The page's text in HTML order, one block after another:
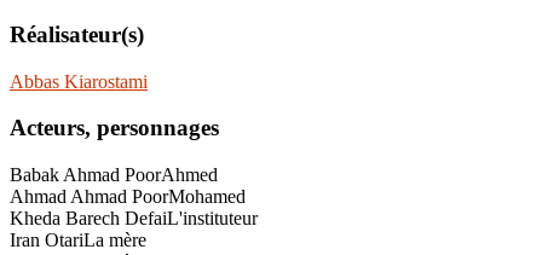
Réalisateur(s)
Abbas Kiarostami
Acteurs, personnages
Babak Ahmad PoorAhmed
Ahmad Ahmad PoorMohamed
Kheda Barech DefaiL'instituteur
Iran OtariLa mère